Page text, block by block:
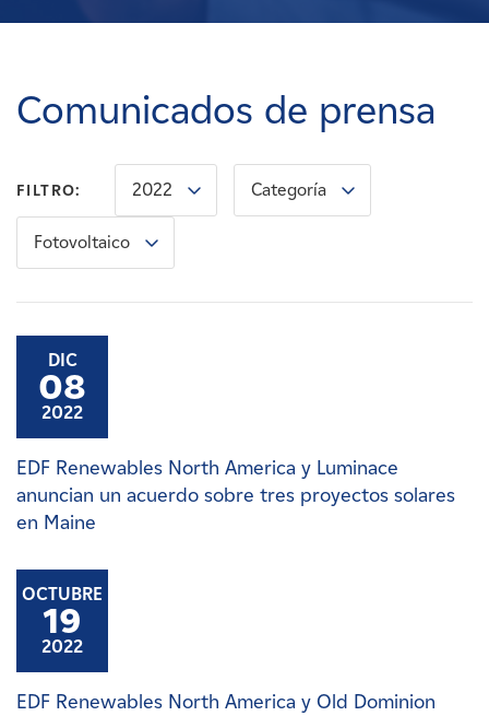
Carreras
Noticias
Contacte con
Comunicados de prensa
FILTRO: 2022 Categoría
Fotovoltaico
DIC
08
2022
EDF Renewables North America y Luminace
anuncian un acuerdo sobre tres proyectos solares
en Maine
OCTUBRE
19
2022
EDF Renewables North America y Old Dominion